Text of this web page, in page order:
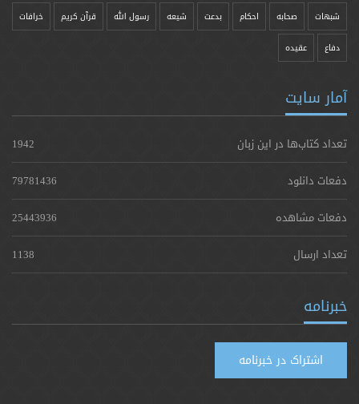
شبهات صحابه احکام بدعت شیعه رسول الله قرآن کریم خرافات
دفاع عقیده
آمار سایت
تعداد کتاب‌ها در این زبان
1942
دفعات دانلود
79781436
دفعات مشاهده
25443936
تعداد ارسال
1138
خبرنامه
اشتراک در خبرنامه